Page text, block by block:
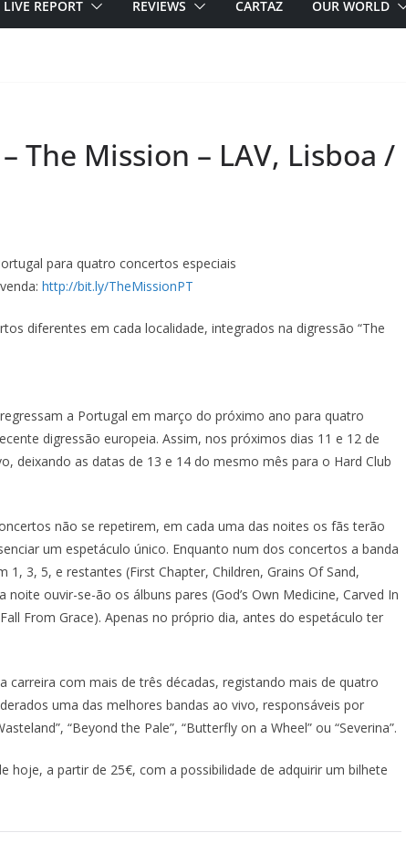
LIVE REPORT REVIEWS CARTAZ OUR WORLD
The Mission – LAV, Lisboa /
para quatro concertos especiais
http://bit.ly/TheMissionPT
diferentes em cada localidade, integrados na digressão “The
a Portugal em março do próximo ano para quatro
digressão europeia. Assim, nos próximos dias 11 e 12 de
deixando as datas de 13 e 14 do mesmo mês para o Hard Club
não se repetirem, em cada uma das noites os fãs terão
um espetáculo único. Enquanto num dos concertos a banda
3, 5, e restantes (First Chapter, Children, Grains Of Sand,
ouvir-se-ão os álbuns pares (God’s Own Medicine, Carved In
From Grace). Apenas no próprio dia, antes do espetáculo ter
carreira com mais de três décadas, registando mais de quatro
uma das melhores bandas ao vivo, responsáveis por
“Beyond the Pale”, “Butterfly on a Wheel” ou “Severina”.
hoje, a partir de 25€, com a possibilidade de adquirir um bilhete